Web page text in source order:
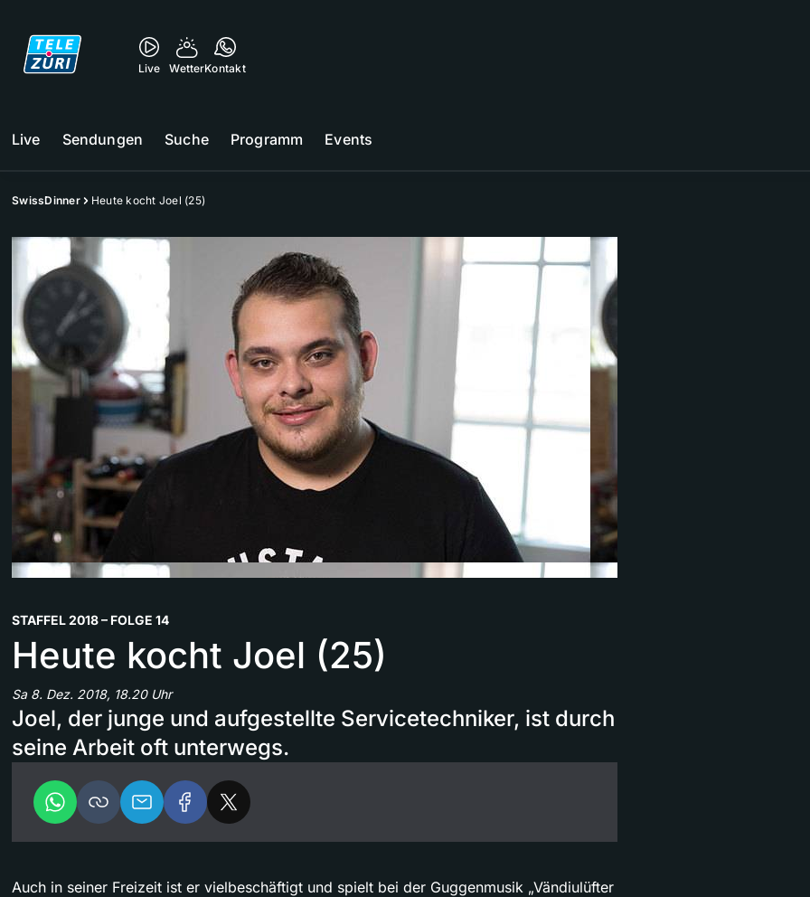
Live WetterKontakt
Live Sendungen Suche Programm Events
SwissDinner Heute kocht Joel (25)
STAFFEL 2018 – FOLGE 14
Heute kocht Joel (25)
Sa 8. Dez. 2018, 18.20 Uhr
Joel, der junge und aufgestellte Servicetechniker, ist durch
seine Arbeit oft unterwegs.
Auch in seiner Freizeit ist er vielbeschäftigt und spielt bei der Guggenmusik „Vändiulüfter